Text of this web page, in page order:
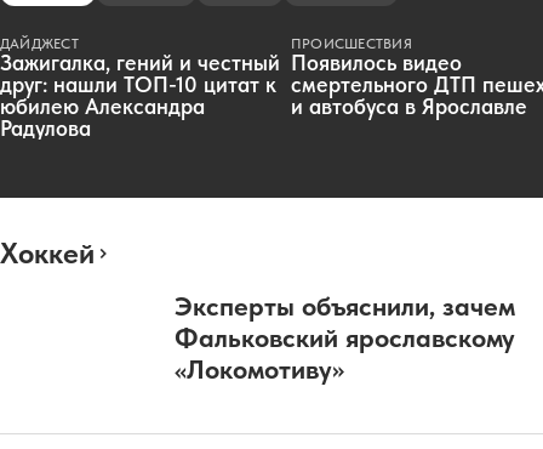
ДАЙДЖЕСТ
Зажигалка, гений и честный
друг: нашли ТОП-10 цитат к
юбилею Александра
Радулова
ПРОИСШЕСТВИЯ
Появилось видео
смертельного ДТП
и автобуса в Ярославле
Хоккей
Эксперты объяснили, зачем
Фальковский ярославскому
«Локомотиву»